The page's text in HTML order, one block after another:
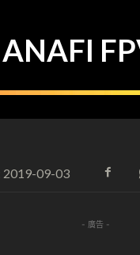
2019-09-03
- 廣告 -